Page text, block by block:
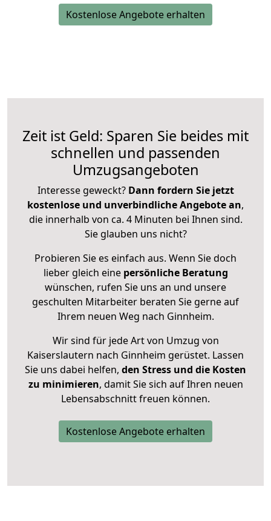
Kostenlose Angebote erhalten
Zeit ist Geld: Sparen Sie beides mit
schnellen und passenden
Umzugsangeboten
Interesse geweckt? Dann fordern Sie jetzt
kostenlose und unverbindliche Angebote an,
die innerhalb von ca. 4 Minuten bei Ihnen sind.
Sie glauben uns nicht?
Probieren Sie es einfach aus. Wenn Sie doch
lieber gleich eine persönliche Beratung
wünschen, rufen Sie uns an und unsere
geschulten Mitarbeiter beraten Sie gerne auf
Ihrem neuen Weg nach Ginnheim.
Wir sind für jede Art von Umzug von
Kaiserslautern nach Ginnheim gerüstet. Lassen
Sie uns dabei helfen, den Stress und die Kosten
zu minimieren, damit Sie sich auf Ihren neuen
Lebensabschnitt freuen können.
Kostenlose Angebote erhalten